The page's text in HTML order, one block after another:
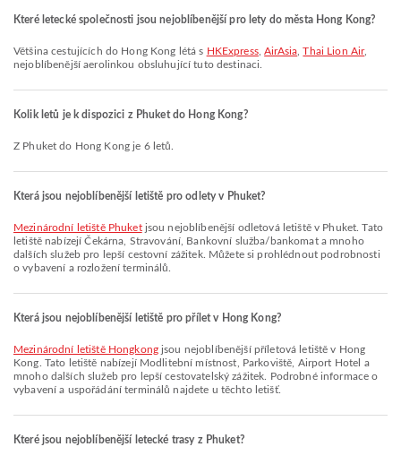
Které letecké společnosti jsou nejoblíbenější pro lety do města Hong Kong?
Většina cestujících do Hong Kong létá s HKExpress,AirAsia ,Thai Lion Air,
nejoblíbenější aerolinkou obsluhující tuto destinaci.
Kolik letů je k dispozici z Phuket do Hong Kong?
Z Phuket do Hong Kong je 6 letů.
Která jsou nejoblíbenější letiště pro odlety v Phuket?
Mezinárodní letiště Phuketjsou nejoblíbenější odletová letiště v Phuket. Tato
letiště nabízejí Čekárna, Stravování, Bankovní služba/bankomat a mnoho
dalších služeb pro lepší cestovní zážitek. Můžete si prohlédnout podrobnosti
o vybavení a rozložení terminálů.
Která jsou nejoblíbenější letiště pro přílet v Hong Kong?
Mezinárodní letiště Hongkongjsou nejoblíbenější příletová letiště v Hong
Kong. Tato letiště nabízejí Modlitební místnost, Parkoviště, Airport Hotel a
mnoho dalších služeb pro lepší cestovatelský zážitek. Podrobné informace o
vybavení a uspořádání terminálů najdete u těchto letišť.
Které jsou nejoblíbenější letecké trasy z Phuket?